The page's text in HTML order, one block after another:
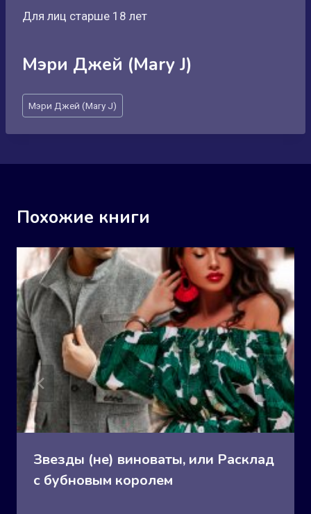
Для лиц старше 18 лет
Мэри Джей (Mary J)
Метки
записи:
Мэри Джей (Mary J)
Похожие книги
Звезды (не) виноваты, или Расклад
с бубновым королем